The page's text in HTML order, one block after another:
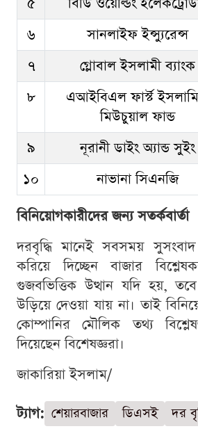
৬
সানলাইফ ইন্স্যুরেন্স
৭
গ্লোবাল ইসলামী ব্যাংক
৮
এআইবিএল ফার্স্ট
মিউচুয়াল ফান্ড
৯ নূরানী ডাইং অ্যান্ড সুইং
১০
নাভানা সিএনজি
বিনিয়োগকারীদের জন্য সতর্কবার্তা
দরবৃদ্ধি মানেই সবসময়
করিয়ে দিচ্ছেন বাজার
গুজবভিত্তিক উত্থান যদি হয়,
উড়িয়ে দেওয়া যায় না। তাই
কোম্পানির মৌলিক তথ্য
দিয়েছেন বিশেষজ্ঞরা।
জাকারিয়া ইসলাম/
ট্যাগ: শেয়ারবাজার ডিএসই দর